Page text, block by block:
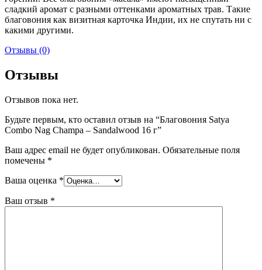
сладкий аромат с разными оттенками ароматных трав. Такие
благовония как визитная карточка Индии, их не спутать ни с
какими другими.
Отзывы (0)
Отзывы
Отзывов пока нет.
Будьте первым, кто оставил отзыв на “Благовония Satya
Combo Nag Champa – Sandalwood 16 г”
Ваш адрес email не будет опубликован. Обязательные поля
помечены *
Ваша оценка *
Ваш отзыв *